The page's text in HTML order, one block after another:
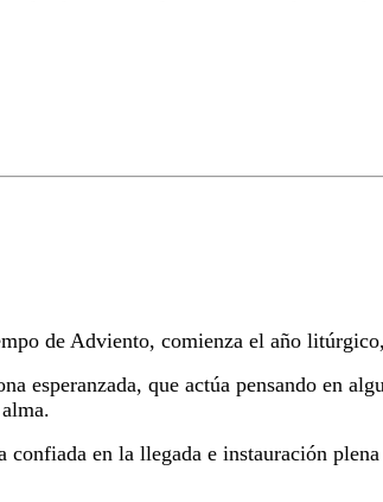
de Adviento, comienza el año
esperanzada, que actúa pensando en
en la llegada e instauración